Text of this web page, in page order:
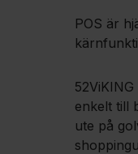
POS är
enkelt till
ute på